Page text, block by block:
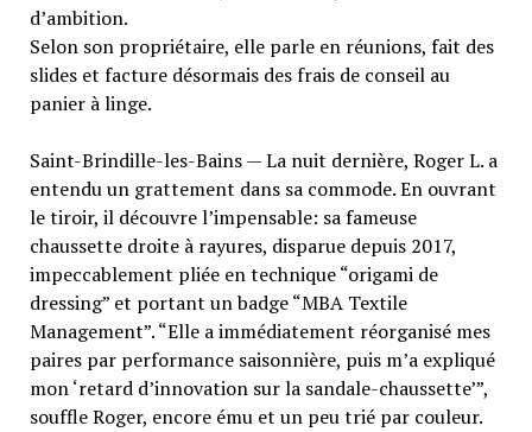
d’ambition.
Selon son propriétaire, elle parle en réunions, fait des
slides et facture désormais des frais de conseil au
panier à linge.
Saint-Brindille-les-Bains — La nuit dernière, Roger L. a
entendu un grattement dans sa commode. En ouvrant
le tiroir, il découvre l’impensable: sa fameuse
chaussette droite à rayures, disparue depuis 2017,
impeccablement pliée en technique “origami de
dressing” et portant un badge “MBA Textile
Management”. “Elle a immédiatement réorganisé mes
paires par performance saisonnière, puis m’a expliqué
mon ‘retard d’innovation sur la sandale-chaussette’”,
souffle Roger, encore ému et un peu trié par couleur.